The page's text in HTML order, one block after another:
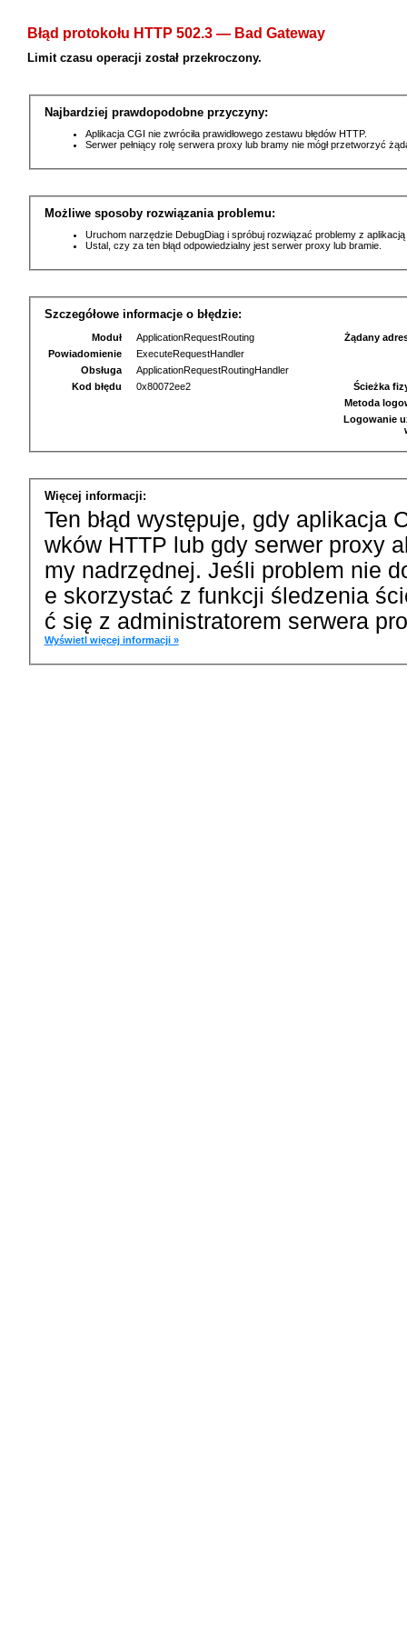
Błąd protokołu HTTP 502.3 — Bad Gateway
Limit czasu operacji został przekroczony.
Najbardziej prawdopodobne przyczyny:
Aplikacja CGI nie zwróciła prawidłowego zestawu błędów HTTP.
Serwer pełniący rolę serwera proxy lub bramy nie mógł przetworzyć
Możliwe sposoby rozwiązania problemu:
Uruchom narzędzie DebugDiag i spróbuj rozwiązać problemy z
Ustal, czy za ten błąd odpowiedzialny jest serwer proxy lub bramie.
Szczegółowe informacje o błędzie:
Moduł
ApplicationRequestRouting
Powiadomienie
ExecuteRequestHandler
Obsługa
ApplicationRequestRoutingHandler
Kod błędu
0x80072ee2
Żądany
Ścieżka
Metoda
Logowanie
Więcej informacji:
Ten błąd występuje, gdy aplikacja
wków HTTP lub gdy serwer proxy
my nadrzędnej. Jeśli problem nie
e skorzystać z funkcji śledzenia
ć się z administratorem serwera
Wyświetl więcej informacji »